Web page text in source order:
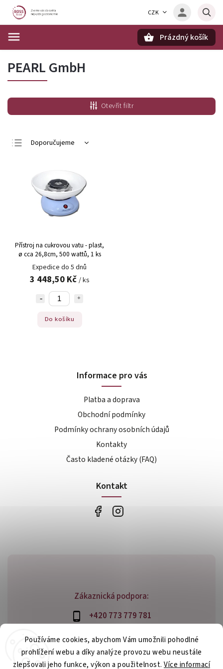
Používáme cookies, abychom Vám umožnili pohodlné
prohlížení webu a díky analýze provozu webu neustále
zlepšovali jeho funkce, výkon a použitelnost. Více informací
CZK
Prázdný košík
PEARL GmbH
Otevřít filtr
Doporučujeme
Nejdražší
Nejprodávanější
Abecedně
Přístroj na cukrovou vatu - plast,
ø cca 26,8cm, 500 wattů, 1 ks
Expedice do 5 dnů
3 448,50 Kč / ks
Do košíku
Zákaznická podpora:
+420 773 779 781
info@bossfood.cz
Informace pro vás
Platba a doprava
Obchodní podmínky
Podmínky ochrany osobních údajů
Kontakty
Často kladené otázky (FAQ)
Kontakt